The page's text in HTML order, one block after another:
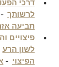
דרכי
לרשותך
-
תביעה
פיצויים
לשון הרע
הפיצוי
  -